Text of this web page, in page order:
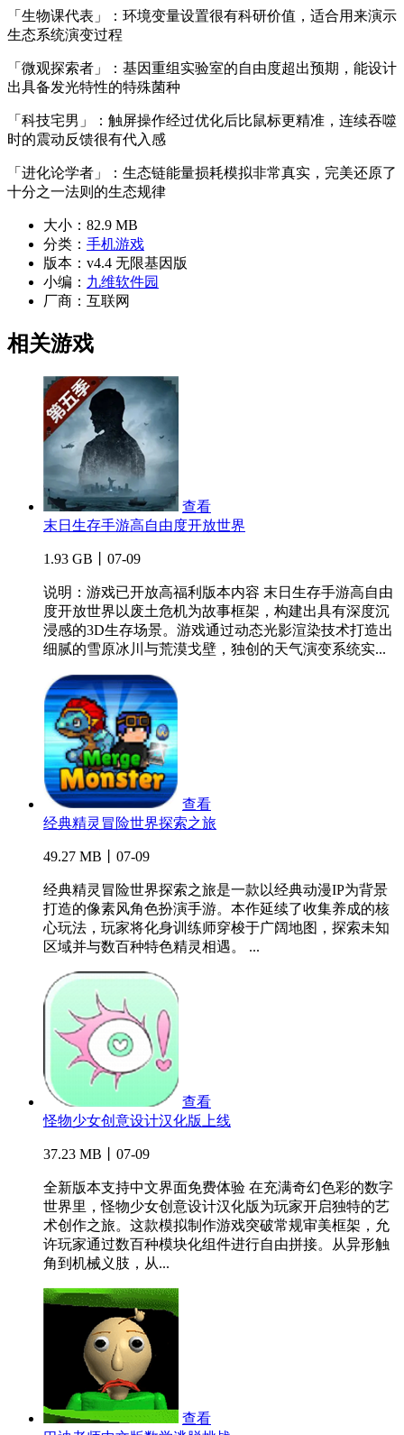
「生物课代表」：环境变量设置很有科研价值，适合用来演示
生态系统演变过程
「微观探索者」：基因重组实验室的自由度超出预期，能设计
出具备发光特性的特殊菌种
「科技宅男」：触屏操作经过优化后比鼠标更精准，连续吞噬
时的震动反馈很有代入感
「进化论学者」：生态链能量损耗模拟非常真实，完美还原了
十分之一法则的生态规律
大小： 82.9 MB
分类： 手机游戏
版本： v4.4 无限基因版
小编： 九维软件园
厂商： 互联网
相关游戏
查看
末日生存手游高自由度开放世界
1.93 GB丨07-09
说明：游戏已开放高福利版本内容 末日生存手游高自由
度开放世界以废土危机为故事框架，构建出具有深度沉
浸感的3D生存场景。游戏通过动态光影渲染技术打造出
细腻的雪原冰川与荒漠戈壁，独创的天气演变系统实...
查看
经典精灵冒险世界探索之旅
49.27 MB丨07-09
经典精灵冒险世界探索之旅是一款以经典动漫IP为背景
打造的像素风角色扮演手游。本作延续了收集养成的核
心玩法，玩家将化身训练师穿梭于广阔地图，探索未知
区域并与数百种特色精灵相遇。 ...
查看
怪物少女创意设计汉化版上线
37.23 MB丨07-09
全新版本支持中文界面免费体验 在充满奇幻色彩的数字
世界里，怪物少女创意设计汉化版为玩家开启独特的艺
术创作之旅。这款模拟制作游戏突破常规审美框架，允
许玩家通过数百种模块化组件进行自由拼接。从异形触
角到机械义肢，从...
查看